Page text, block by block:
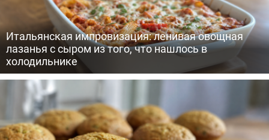
Итальянская импровизация: ленивая овощная
лазанья с сыром из того, что нашлось в
холодильнике